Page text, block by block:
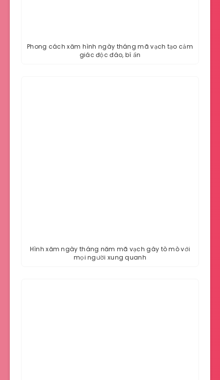
Phong cách xăm hình ngày tháng mã vạch tạo cảm
giác độc đáo, bí ẩn
Hình xăm ngày tháng năm mã vạch gây tò mò với
mọi người xung quanh